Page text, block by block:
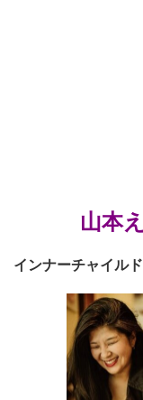
山本
インナーチャイル